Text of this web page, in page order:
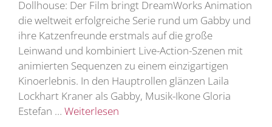
Dollhouse: Der Film bringt DreamWorks Animation
die weltweit erfolgreiche Serie rund um Gabby und
ihre Katzenfreunde erstmals auf die große
Leinwand und kombiniert Live-Action-Szenen mit
animierten Sequenzen zu einem einzigartigen
Kinoerlebnis. In den Hauptrollen glänzen Laila
Lockhart Kraner als Gabby, Musik-Ikone Gloria
Estefan … Weiterlesen